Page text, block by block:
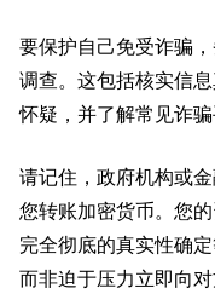
要保护自己免受诈骗
调查。这包括核实信
怀疑，并了解常见诈骗
请记住，政府机构或
您转账加密货币。您
完全彻底的真实性确
而非迫于压力立即向对